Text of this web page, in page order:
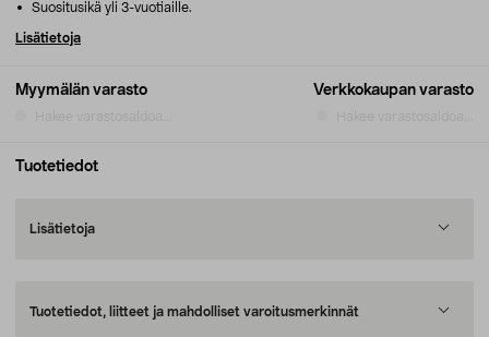
Myymälän varasto Verkkokaupan varasto
Suositusikä yli 3-vuotiaille.
Lisätietoja
Tuotetiedot
Lisätietoja
Tuotetiedot, liitteet ja mahdolliset varoitusmerkinnät